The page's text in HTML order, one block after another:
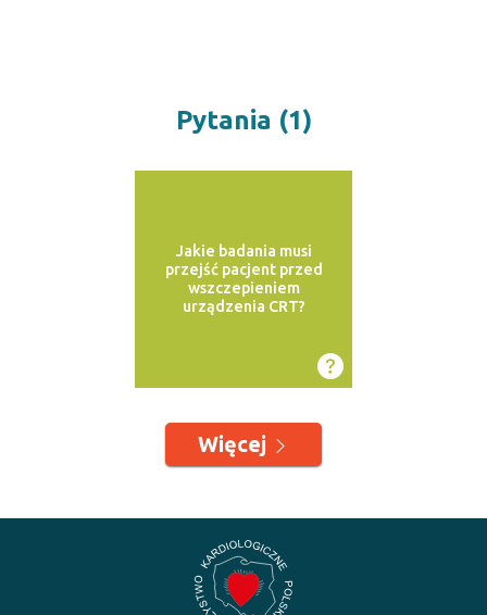
Pytania (1)
Jakie badania musi
przejść pacjent przed
wszczepieniem
urządzenia CRT?
Więcej